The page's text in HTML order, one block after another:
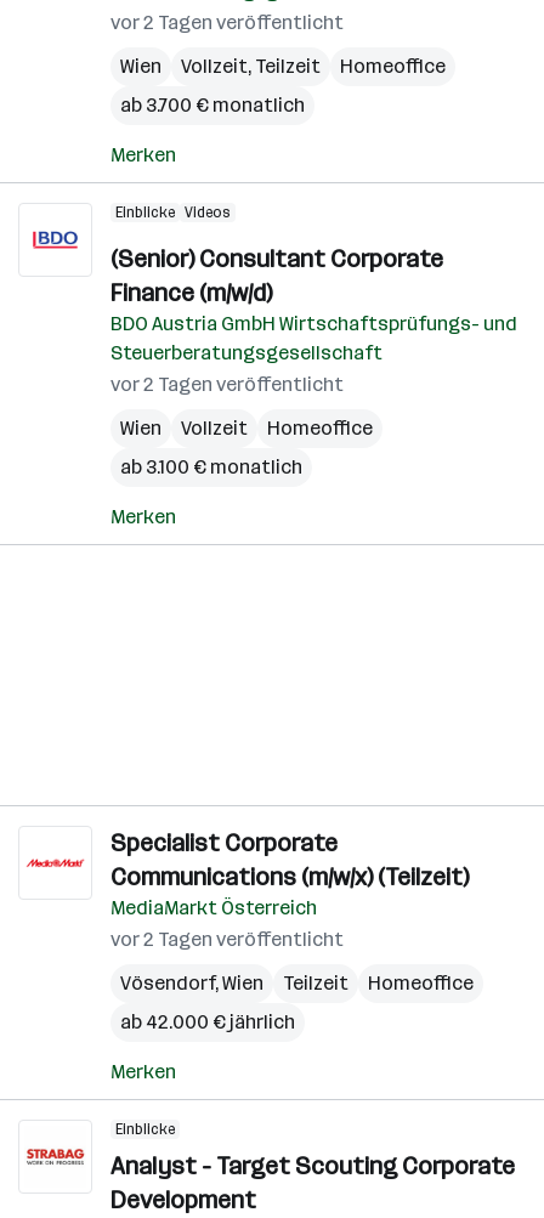
vor 2 Tagen veröffentlicht
Wien
Vollzeit, Teilzeit
Homeoffice
ab 3.700 € monatlich
Merken
Einblicke Videos
(Senior) Consultant Corporate
Finance (m/w/d)
BDO Austria GmbH Wirtschaftsprüfungs- und
Steuerberatungsgesellschaft
vor 2 Tagen veröffentlicht
Wien
Vollzeit
Homeoffice
ab 3.100 € monatlich
Merken
Specialist Corporate
Communications (m/w/x) (Teilzeit)
MediaMarkt Österreich
vor 2 Tagen veröffentlicht
Vösendorf,Wien Teilzeit
Homeoffice
ab 42.000 € jährlich
Merken
Einblicke
Analyst - Target Scouting Corporate
Development